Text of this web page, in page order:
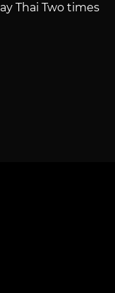
Thai Two times